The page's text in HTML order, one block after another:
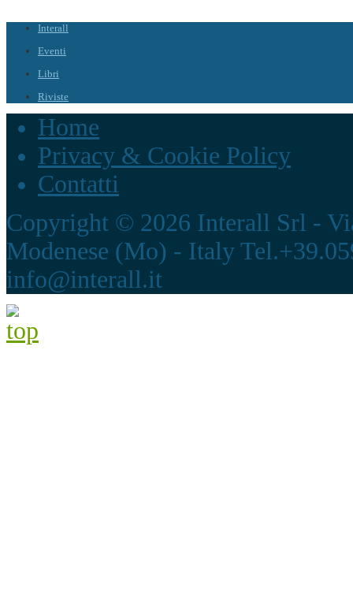
Interall
Eventi
Libri
Riviste
Home
Privacy & Cookie Policy
Contatti
Copyright © 2026 Interall Srl -
Modenese (Mo) - Italy
info@interall.it